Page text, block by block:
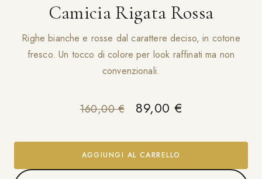
Camicia Rigata Rossa
Righe bianche e rosse dal carattere deciso, in cotone
fresco. Un tocco di colore per look raffinati ma non
convenzionali.
160,00€ Il prezzo originale
89,00€
AGGIUNGI AL CARRELLO